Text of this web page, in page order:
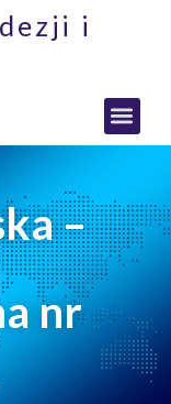
i
–
nr